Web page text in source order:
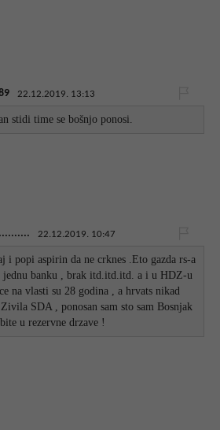
22.12.2019. 13:13
stidi time se bošnjo ponosi.
22.12.2019. 10:47
i popi aspirin da ne crknes .Eto gazda rs-a
jednu banku , brak itd.itd.itd. a i u HDZ-u
na vlasti su 28 godina , a hrvats nikad
SDA , ponosan sam sto sam Bosnjak
u rezervne drzave !